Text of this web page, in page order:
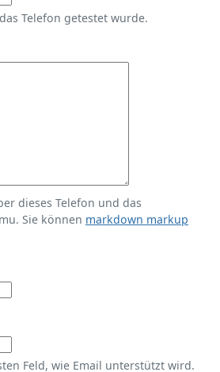
Telefon getestet wurde.
dieses Telefon und das
Sie können markdown markup
Feld, wie Email unterstützt wird.